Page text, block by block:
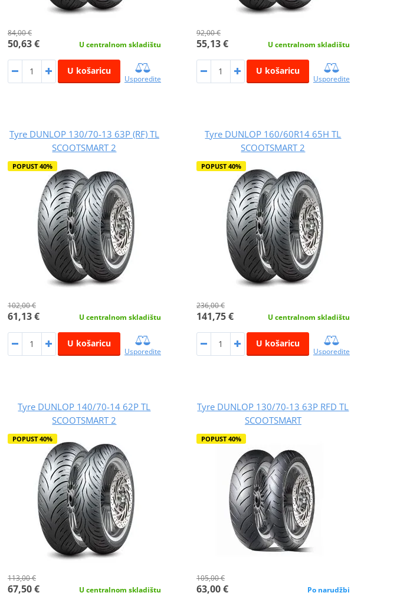
84,00 €
50,63 € U centralnom skladištu
U košaricu
Usporedite
92,00 €
55,13 € U centralnom skladištu
U košaricu
Usporedite
Tyre DUNLOP 130/70-13 63P (RF) TL
SCOOTSMART 2
POPUST 40%
102,00 €
61,13 € U centralnom skladištu
U košaricu
Usporedite
Tyre DUNLOP 160/60R14 65H TL
SCOOTSMART 2
POPUST 40%
236,00 €
141,75 € U centralnom skladištu
U košaricu
Usporedite
Tyre DUNLOP 140/70-14 62P TL
SCOOTSMART 2
POPUST 40%
113,00 €
67,50 € U centralnom skladištu
Tyre DUNLOP 130/70-13 63P RFD TL
SCOOTSMART
POPUST 40%
105,00 €
63,00 € Po narudžbi